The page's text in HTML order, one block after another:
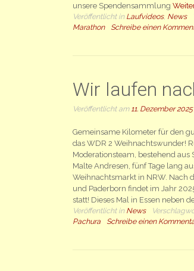
unsere Spendensammlung
Veröffentlicht in Laufvideos, News
Marathon
Schreibe einen
Wir laufen
Veröffentlicht am 11. Dezember 2025
Gemeinsame Kilometer für den
das WDR 2 Weihnachtswunder!
Moderationsteam, bestehend aus
Malte Andresen, fünf Tage lang
Weihnachtsmarkt in NRW. Nach
und Paderborn findet im Jahr
statt! Dieses Mal in Essen neben
Veröffentlicht in News
Pachura
Schreibe einen